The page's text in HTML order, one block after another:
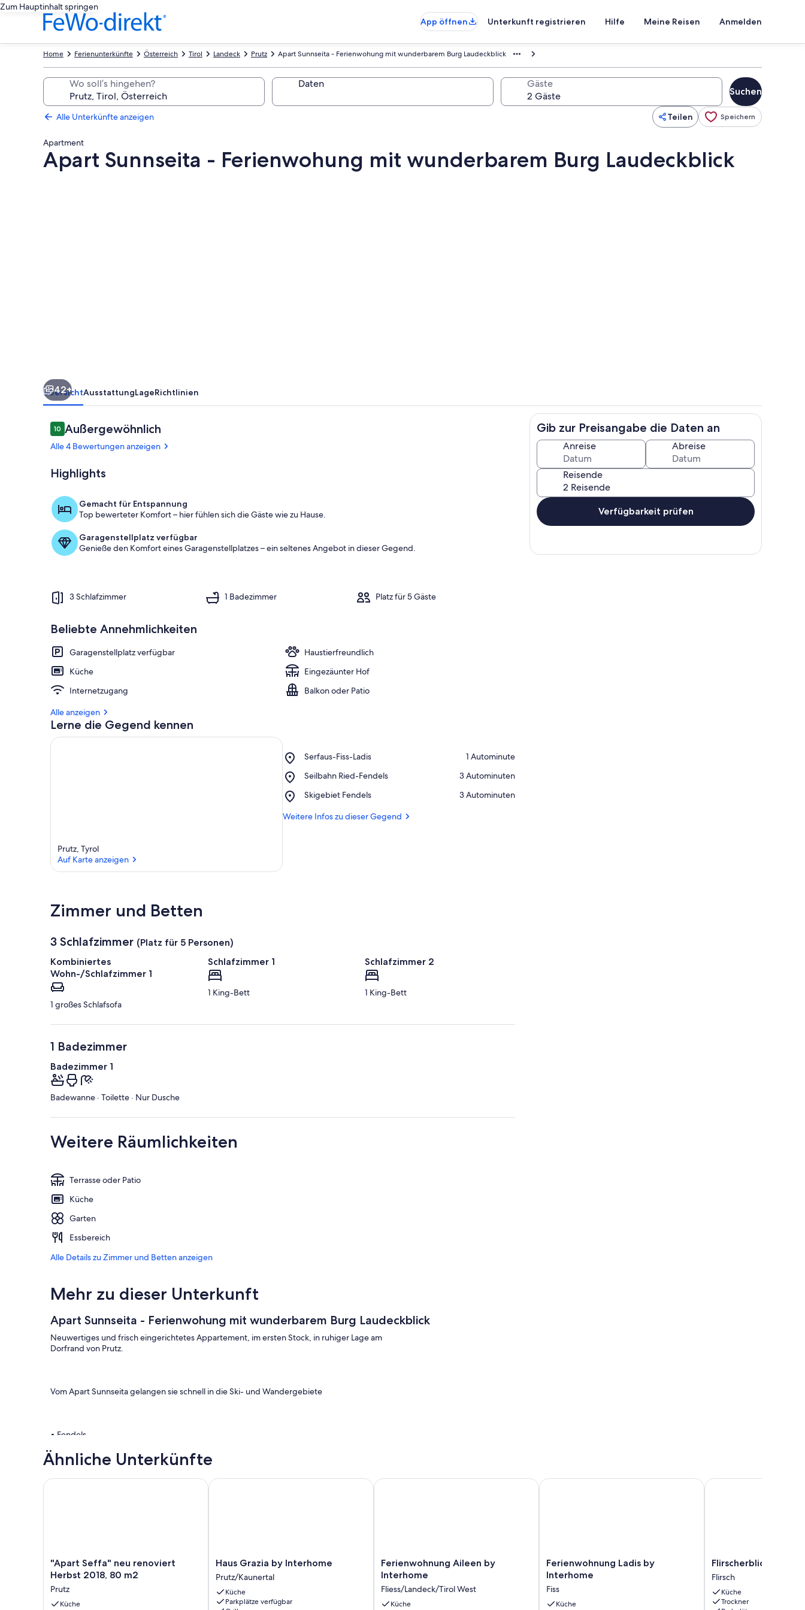
Zum Hauptinhalt springen
App öffnen
Unterkunft registrieren Hilfe Meine Reisen Anmelden
Apart Sunnseita - Ferienwohung mit wunderbarem Burg Laudeckblick
Prutz
Landeck
Tirol
Österreich
Ferienunterkünfte
Home
Wo soll’s hingehen? Daten Gäste
Suchen
Alle Unterkünfte anzeigen Teilen Speichern
Apartment
Apart Sunnseita - Ferienwohung mit wunderbarem Burg Laudeckblick
Sitzgelegenheit im Leitenwald - Arun testet ihn gerade ;)Schlafzimmer Royal
42+
ÜbersichtAusstattungLageRichtlinien
Bewertungen
1010 von 10.
Außergewöhnlich
Alle 4 Bewertungen anzeigen
Highlights
Gemacht für Entspannung
Top bewerteter Komfort – hier fühlen sich die Gäste wie zu Hause.
Garagenstellplatz verfügbar
Genieße den Komfort eines Garagenstellplatzes – ein seltenes Angebot in dieser Gegend.
3 Schlafzimmer 1 Badezimmer Platz für 5 Gäste
Beliebte Annehmlichkeiten
Garagenstellplatz verfügbar
Haustierfreundlich
Küche
Eingezäunter Hof
Internetzugang
Balkon oder Patio
Alle anzeigen
Lerne die Gegend kennen
Prutz, Tyrol
Auf Karte anzeigen
Serfaus-Fiss-Ladis
Place,
Fiss-
‪1 Autominute‬
Seilbahn Ried-Fendels
Place,
Ried-
‪3 Autominuten‬
Skigebiet Fendels
Place,
Fendels
‪3 Autominuten‬
Weitere Infos zu dieser Gegend
Zimmer und Betten
3 Schlafzimmer (Platz für 5 Personen)
Kombiniertes
Wohn-/Schlafzimmer 1
1 großes Schlafsofa
Schlafzimmer 1
1 King-Bett
Schlafzimmer 2
1 King-Bett
1 Badezimmer
Badezimmer 1
Badewanne · Toilette · Nur Dusche
Weitere Räumlichkeiten
Terrasse oder Patio
Küche
Garten
Essbereich
Alle Details zu Zimmer und Betten anzeigen
Mehr zu dieser Unterkunft
Apart Sunnseita - Ferienwohung mit wunderbarem Burg Laudeckblick
Neuwertiges und frisch eingerichtetes Appartement, im ersten Stock, in ruhiger Lage am
Dorfrand von Prutz.
Vom Apart Sunnseita gelangen sie schnell in die Ski- und Wandergebiete
• Fendels
• Kaunertal
• Nauders
• Samnaun
Trotz Dorfrandlage befinden sich in unmittelbarer Nähe
Einkaufsmöglichkeiten, Apotheken, Ärzte, Freizeitaktivitäten und gute
Restaurants.
Gib zur Preisangabe die Daten an
Anreise Abreise
Reisende
Verfügbarkeit prüfen
Ähnliche Unterkünfte
"Apart
Seffa"
renoviert
Herbst
"Apart Seffa" neu renoviert
Herbst 2018, 80 m2
Prutz
Küche
"Apart Seffa" neu renoviert Herbst 2018, 80 m2
Haus
Grazia
by
Interhome
Prutz/Kaunertal
Haus Grazia by Interhome
Prutz/Kaunertal
Küche
Parkplätze verfügbar
Haus Grazia by Interhome
Ferienwohnung
Aileen
Interhome
Fliess/Landeck/Tirol
Ferienwohnung Aileen by
Interhome
Fliess/Landeck/Tirol West
Küche
Ferienwohnung Aileen by Interhome
Ferienwohnung
Ladis
Interhome
Fiss
Ferienwohnung Ladis by
Interhome
Fiss
Küche
Ferienwohnung Ladis by Interhome
Flirscherblick
by
Interhome
Flirsch
Flirscherblick by
Flirsch
Küche
Trockner
Flirscherblick by